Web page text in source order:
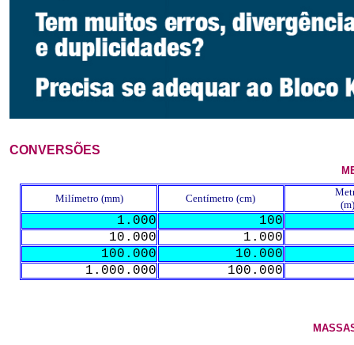
CONVERSÕES
Milímetro (mm) Centímetro (cm)
(m)
1.000
100
10.000
1.000
100.000
10.000
1.000.000
100.000